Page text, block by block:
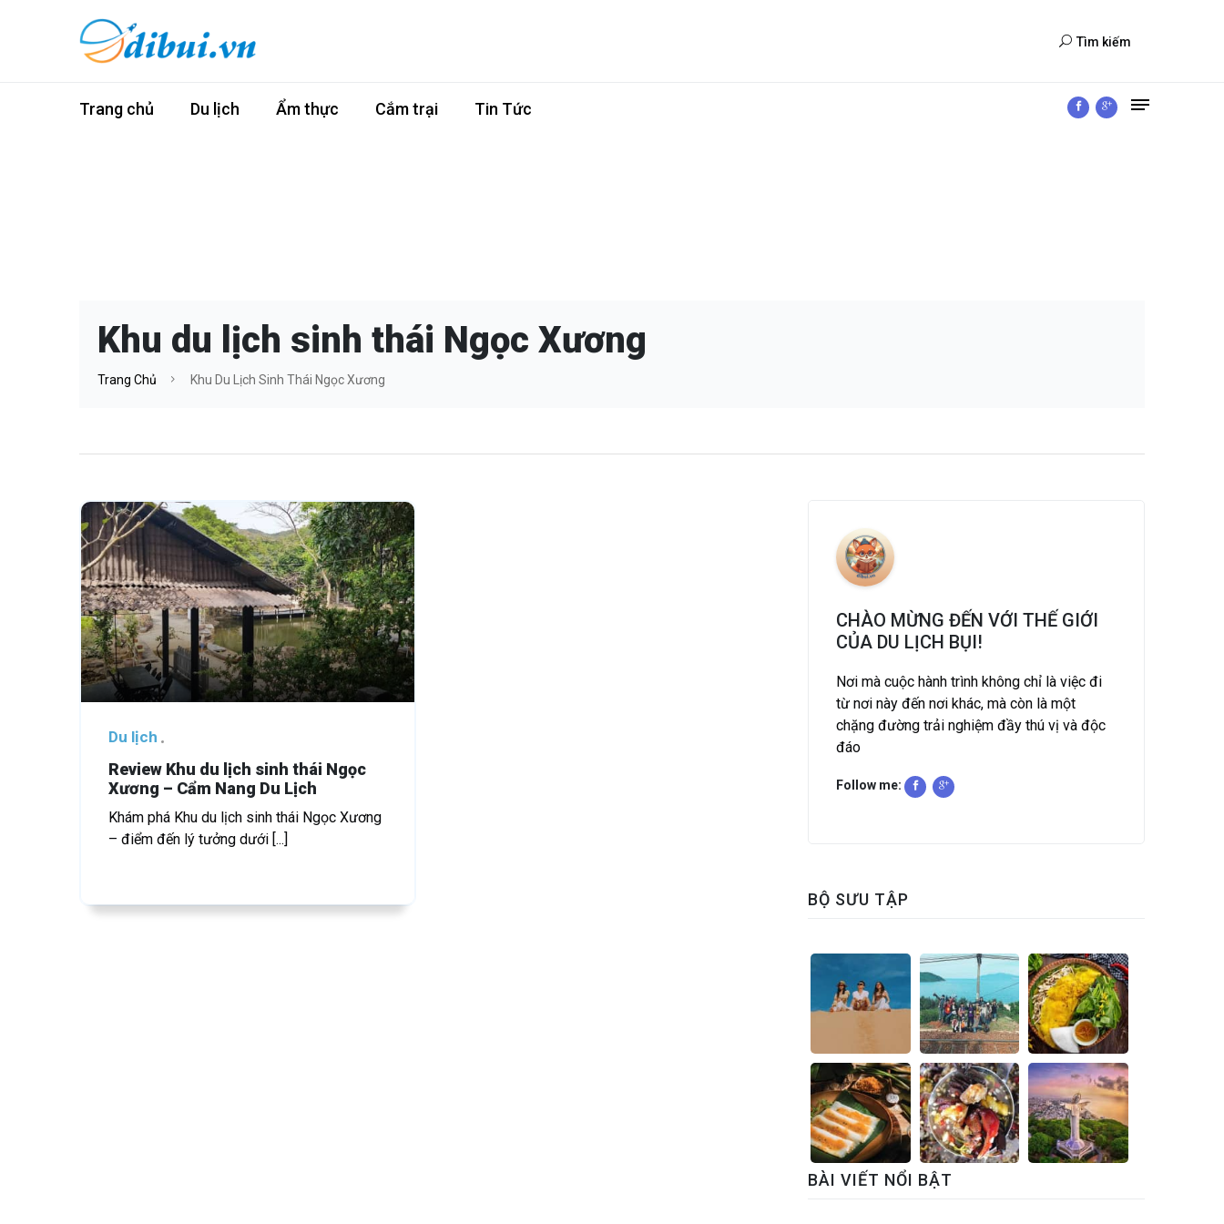
Tìm kiếm
Trang chủ Du lịch Ẩm thực Cắm trại Tin Tức
Khu du lịch sinh thái Ngọc Xương
Trang Chủ Khu Du Lịch Sinh Thái Ngọc Xương
Du lịch
Review Khu du lịch sinh thái Ngọc
Xương – Cẩm Nang Du Lịch
Khám phá Khu du lịch sinh thái Ngọc Xương
– điểm đến lý tưởng dưới [...]
CHÀO MỪNG ĐẾN VỚI THẾ GIỚI
CỦA DU LỊCH BỤI!
Nơi mà cuộc hành trình không chỉ là việc đi
từ nơi này đến nơi khác, mà còn là một
chặng đường trải nghiệm đầy thú vị và độc
đáo
Follow me:
BỘ SƯU TẬP
BÀI VIẾT NỔI BẬT